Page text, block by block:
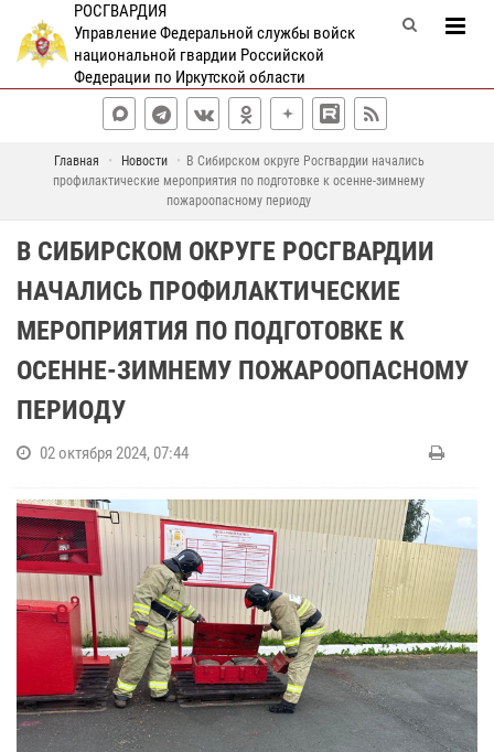
РОСГВАРДИЯ
Управление Федеральной службы войск
национальной гвардии Российской
Федерации по Иркутской области
Главная Новости
В Сибирском округе Росгвардии начались
профилактические мероприятия по подготовке к осенне-зимнему
пожароопасному периоду
В СИБИРСКОМ ОКРУГЕ РОСГВАРДИИ
НАЧАЛИСЬ ПРОФИЛАКТИЧЕСКИЕ
МЕРОПРИЯТИЯ ПО ПОДГОТОВКЕ К
ОСЕННЕ-ЗИМНЕМУ ПОЖАРООПАСНОМУ
ПЕРИОДУ
02 октября 2024, 07:44